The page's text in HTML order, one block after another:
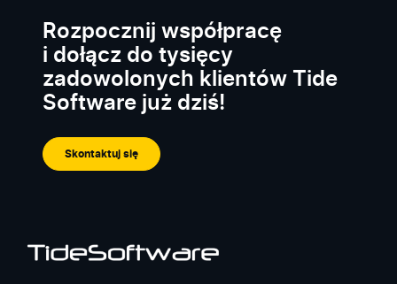
Rozpocznij współpracę
i dołącz do tysięcy
zadowolonych klientów Tide
Software już dziś!
Skontaktuj się